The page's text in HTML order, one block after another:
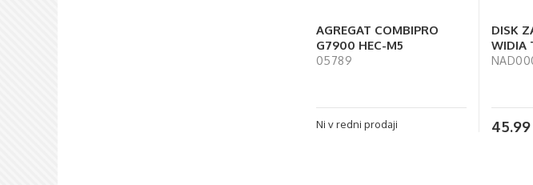
AGREGAT COMBIPRO
G7900 HEC-M5
05789
Ni v redni prodaji
DISK
WIDIA
45.99